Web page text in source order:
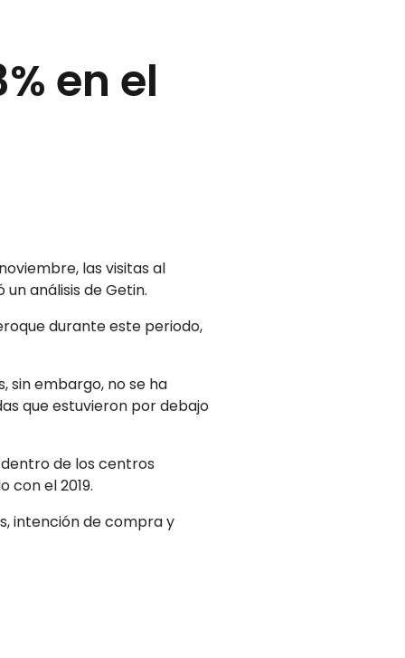
en el
las visitas al
análisis de Getin.
durante este periodo,
sin embargo, no se ha
que estuvieron por debajo
de los centros
con el 2019.
intención de compra y